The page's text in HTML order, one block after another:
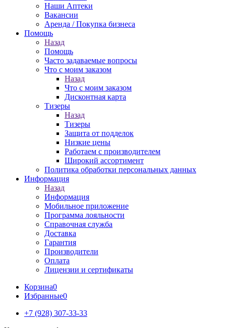
Наши Аптеки
Вакансии
Аренда / Покупка бизнеса
Помощь
Назад
Помощь
Часто задаваемые вопросы
Что с моим заказом
Назад
Что с моим заказом
Дисконтная карта
Тизеры
Назад
Тизеры
Защита от подделок
Низкие цены
Работаем с производителем
Широкий ассортимент
Политика обработки персональных данных
Информация
Назад
Информация
Мобильное приложение
Программа лояльности
Справочная служба
Доставка
Гарантия
Производители
Оплата
Лицензии и сертификаты
Корзина0
Избранные0
+7 (928) 307-33-33